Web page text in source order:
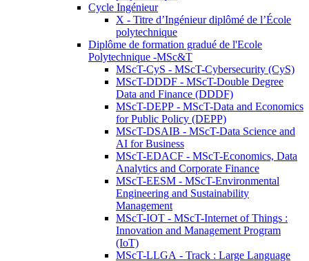
Cycle Ingénieur
X - Titre d’Ingénieur diplômé de l’École
polytechnique
Diplôme de formation gradué de l'Ecole
Polytechnique -MSc&T
MScT-CyS - MScT-Cybersecurity (CyS)
MScT-DDDF - MScT-Double Degree
Data and Finance (DDDF)
MScT-DEPP - MScT-Data and Economics
for Public Policy (DEPP)
MScT-DSAIB - MScT-Data Science and
AI for Business
MScT-EDACF - MScT-Economics, Data
Analytics and Corporate Finance
MScT-EESM - MScT-Environmental
Engineering and Sustainability
Management
MScT-IOT - MScT-Internet of Things :
Innovation and Management Program
(IoT)
MScT-LLGA - Track : Large Language